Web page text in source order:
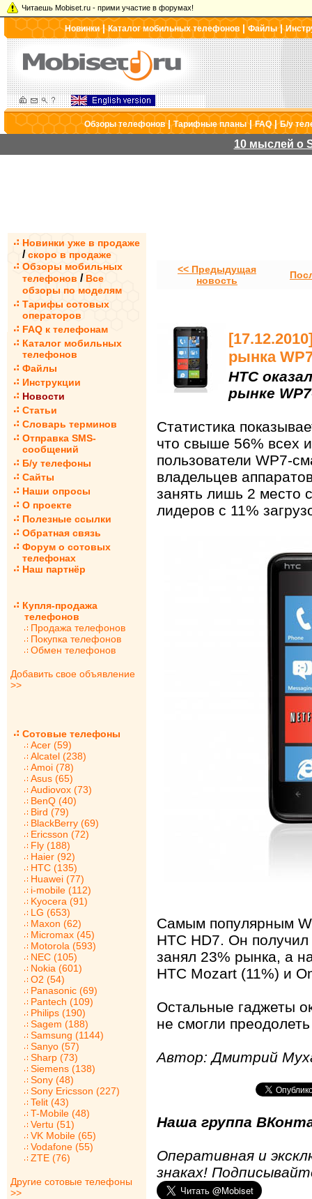
Читаешь Mobiset.ru - прими участие в форумах!
Новинки|Каталог мобильных телефонов |Файлы|
Обзоры телефонов|Тарифные планы|FAQ|Б/у
10 мыслей о
Новинки уже в продаже
/ скоро в продаже
Обзоры мобильных
телефонов / Все
обзоры по моделям
Тарифы сотовых
операторов
FAQ к телефонам
Каталог мобильных
телефонов
Файлы
Инструкции
Новости
Статьи
Словарь терминов
Отправка SMS-
сообщений
Б/у телефоны
Сайты
Наши опросы
О проекте
Полезные ссылки
Обратная связь
Форум о сотовых
телефонах
Наш партнёр
Купля-продажа
телефонов
Продажа телефонов
Покупка телефонов
Обмен телефонов
Добавить свое объявление
>>
Сотовые телефоны
Acer (59)
Alcatel (238)
Amoi (78)
Asus (65)
Audiovox (73)
BenQ (40)
Bird (79)
BlackBerry (69)
Ericsson (72)
Fly (188)
Haier (92)
HTC (135)
Huawei (77)
i-mobile (112)
Kyocera (91)
LG (653)
Maxon (62)
Micromax (45)
Motorola (593)
NEC (105)
Nokia (601)
O2 (54)
Panasonic (69)
Pantech (109)
Philips (190)
Sagem (188)
Samsung (1144)
Sanyo (57)
Sharp (73)
Siemens (138)
Sony (48)
Sony Ericsson (227)
Telit (43)
T-Mobile (48)
Vertu (51)
VK Mobile (65)
Vodafone (55)
ZTE (76)
Другие сотовые телефоны
>>
<< Предыдущая
новость
рынка
HTC
рынке
Статистика
что свыше 56% всех
пользователи WP7-
владельцев
занять лишь 2 место
лидеров с 11%
Самым популярным
HTC HD7. Он
занял 23% рынка, а
HTC Mozart (11%) и
Остальные гаджеты
не смогли
Автор: Дмитрий
Наша группа
Оперативная и
знаках!